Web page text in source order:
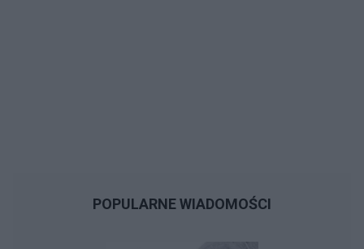
POPULARNE WIADOMOŚCI